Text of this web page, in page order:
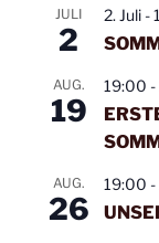
Mittwoch
Mittwoch
Mittwoch
JULI
2
2. Juli -
AUG.
19
19:00 -
AUG.
26
19:00 -